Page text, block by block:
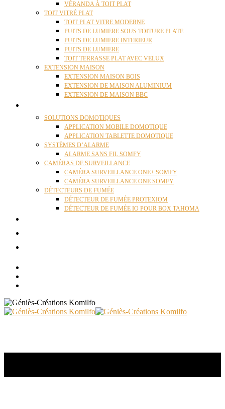
VÉRANDA À TOIT PLAT
TOIT VITRÉ PLAT
TOIT PLAT VITRE MODERNE
PUITS DE LUMIERE SOUS TOITURE PLATE
PUITS DE LUMIERE INTERIEUR
PUITS DE LUMIERE
TOIT TERRASSE PLAT AVEC VELUX
EXTENSION MAISON
EXTENSION MAISON BOIS
EXTENSION DE MAISON ALUMINIUM
EXTENSION DE MAISON BBC
SOLUTIONS DOMOTIQUES
APPLICATION MOBILE DOMOTIQUE
APPLICATION TABLETTE DOMOTIQUE
SYSTÈMES D’ALARME
ALARME SANS FIL SOMFY
CAMÉRAS DE SURVEILLANCE
CAMÉRA SURVEILLANCE ONE+ SOMFY
CAMÉRA SURVEILLANCE ONE SOMFY
DÉTECTEURS DE FUMÉE
DÉTECTEUR DE FUMÉE PROTEXIOM
DÉTECTEUR DE FUMÉE IO POUR BOX TAHOMA